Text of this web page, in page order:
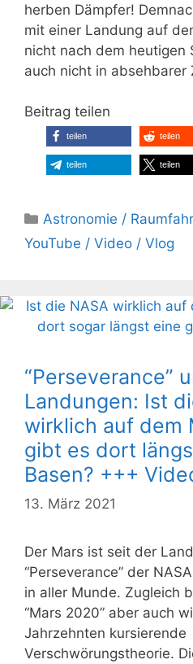
herben Dämpfer!
mit einer Landung auf
nicht nach dem heutigen
auch nicht in absehbarer
Beitrag teilen
teilen teilen
teilen teilen
Kategorien
Astronomie /
YouTube / Video / Vlog
“Perseverance”
Landungen: Ist
wirklich auf dem
gibt es dort
Basen? +++
13. März 2021
Der Mars ist seit der
“Perseverance” der
in aller Munde. Zugleich
“Mars 2020” aber auch
Jahrzehnten kursierende
Verschwörungstheorie.